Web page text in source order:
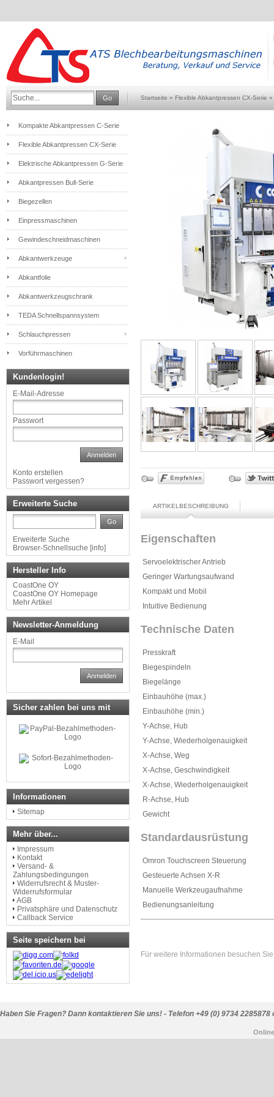
Go Startseite » Flexible Abkantpressen CX-Serie »
ARTIKELBESCHREIBUNG
Eigenschaften
Servoelektrischer Antrieb
Geringer Wartungsaufwand
Kompakt und Mobil
Intuitive Bedienung
Technische Daten
Presskraft
Biegespindeln
Biegelänge
Einbauhöhe (max.)
Einbauhöhe (min.)
Y-Achse, Hub
Y-Achse, Wiederholgenauigkeit
X-Achse, Weg
X-Achse, Geschwindigkeit
X-Achse, Wiederholgenauigkeit
R-Achse, Hub
Gewicht
Standardausrüstung
Omron Touchscreen Steuerung
Gesteuerte Achsen X-R
Manuelle Werkzeugaufnahme
Bedienungsanleitung
Für weitere Informationen besuchen
Kompakte Abkantpressen C-Serie
Flexible Abkantpressen CX-Serie
Elektrische Abkantpressen G-Serie
Abkantpressen Bull-Serie
Biegezellen
Einpressmaschinen
Gewindeschneidmaschinen
Abkantwerkzeuge
Abkantfolie
Abkantwerkzeugschrank
TEDA Schnellspannsystem
Schlauchpressen
Vorführmaschinen
Kundenlogin!
E-Mail-Adresse
Passwort
Anmelden
Konto erstellen
Passwort vergessen?
Erweiterte Suche
Go
Erweiterte Suche
Browser-Schnellsuche [info]
Hersteller Info
CoastOne OY
CoastOne OY Homepage
Mehr Artikel
Newsletter-Anmeldung
E-Mail
Anmelden
Sicher zahlen bei uns mit
Informationen
Sitemap
Mehr über...
Impressum
Kontakt
Versand- &
Zahlungsbedingungen
Widerrufsrecht & Muster-
Widerrufsformular
AGB
Privatsphäre und Datenschutz
Callback Service
Seite speichern bei
Haben Sie Fragen? Dann kontaktieren Sie uns! - Telefon +49 (0) 9734